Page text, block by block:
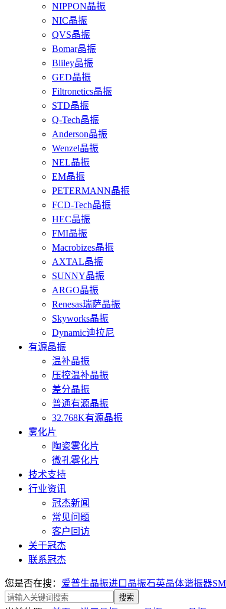
NIPPON晶振
NIC晶振
QVS晶振
Bomar晶振
Bliley晶振
GED晶振
Filtronetics晶振
STD晶振
Q-Tech晶振
Anderson晶振
Wenzel晶振
NEL晶振
EM晶振
PETERMANN晶振
FCD-Tech晶振
HEC晶振
FMI晶振
Macrobizes晶振
AXTAL晶振
SUNNY晶振
ARGO晶振
Renesas瑞萨晶振
Skyworks晶振
Dynamic迪拉尼
有源晶振
温补晶振
压控温补晶振
差分晶振
普通有源晶振
32.768K有源晶振
雾化片
陶瓷雾化片
微孔雾化片
技术支持
行业资讯
冠杰新闻
常见问题
客户回访
关于冠杰
联系冠杰
您是否在搜： 爱普生晶振进口晶振石英晶体谐振器